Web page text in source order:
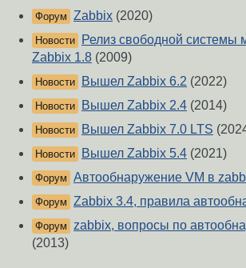
Форум Zabbix (2020)
Новости
Релиз свободной системы
Zabbix 1.8 (2009)
Новости Вышел Zabbix 6.2 (2022)
Новости Вышел Zabbix 2.4 (2014)
Новости Вышел Zabbix 7.0 LTS
Новости Вышел Zabbix 5.4 (2021)
Форум Автообнаружение VM в
Форум Zabbix 3.4, правила
Форум
zabbix, вопросы по
(2013)